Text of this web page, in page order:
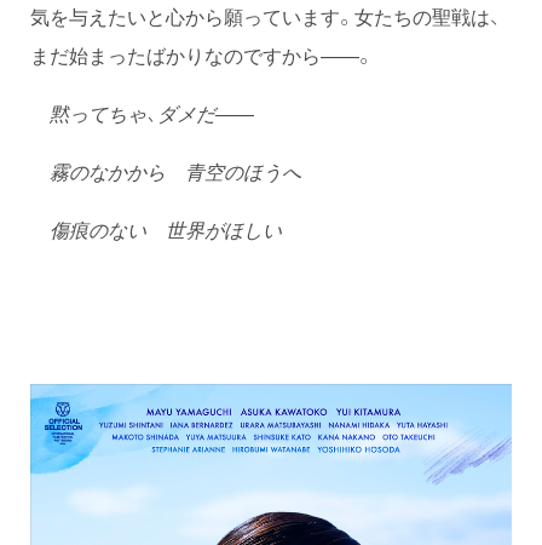
気を与えたいと心から願っています。女たちの聖戦は、
まだ始まったばかりなのですから――。
黙ってちゃ、ダメだ――
霧のなかから 青空のほうへ
傷痕のない 世界がほしい